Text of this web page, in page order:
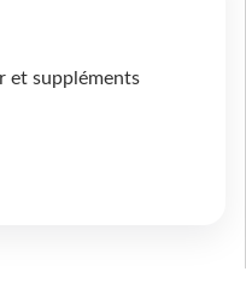
et suppléments